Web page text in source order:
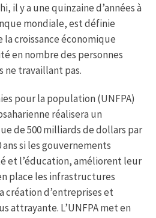
il y a une quinzaine d’années à
mondiale, est définie
la croissance économique
en nombre des personnes
ne travaillant pas.
pour la population (UNFPA)
réalisera un
de 500 milliards de dollars par
si les gouvernements
et l’éducation, améliorent leur
place les infrastructures
création d’entreprises et
attrayante. L’UNFPA met en